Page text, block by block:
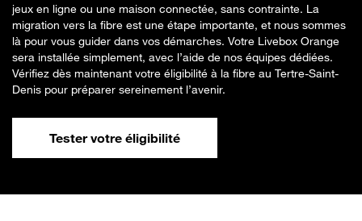
jeux en ligne ou une maison connectée, sans contrainte. La
migration vers la fibre est une étape importante, et nous sommes
là pour vous guider dans vos démarches. Votre Livebox Orange
sera installée simplement, avec l’aide de nos équipes dédiées.
Vérifiez dès maintenant votre éligibilité à la fibre au Tertre-Saint-
Denis pour préparer sereinement l’avenir.
Tester votre éligibilité